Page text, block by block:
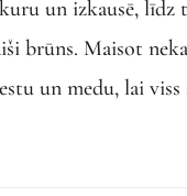
un izkausē, līdz
brūns. Maisot
un medu, lai